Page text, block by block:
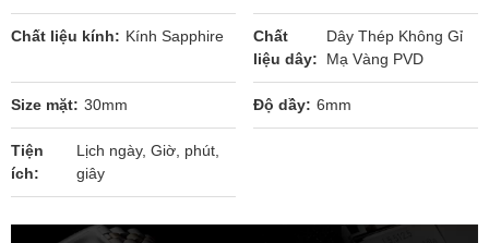
Chất liệu kính Kính Sapphire
Chất
liệu dây
Dây Thép Không Gỉ
Mạ Vàng PVD
Size mặt 30mm Độ dầy 6mm
Tiện
ích
Lịch ngày, Giờ, phút,
giây